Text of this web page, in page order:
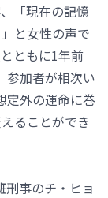
「現在の記憶
と女性の声で
ともに1年前
参加者が相次い
定外の運命に巻
ることができ
事のチ・ヒョ